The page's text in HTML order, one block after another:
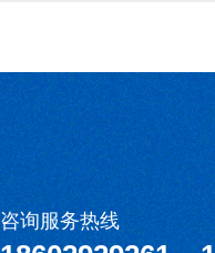
咨询服务热线